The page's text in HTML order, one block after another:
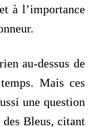
à l’importance
au-dessus de
Mais ces
une question
Bleus, citant